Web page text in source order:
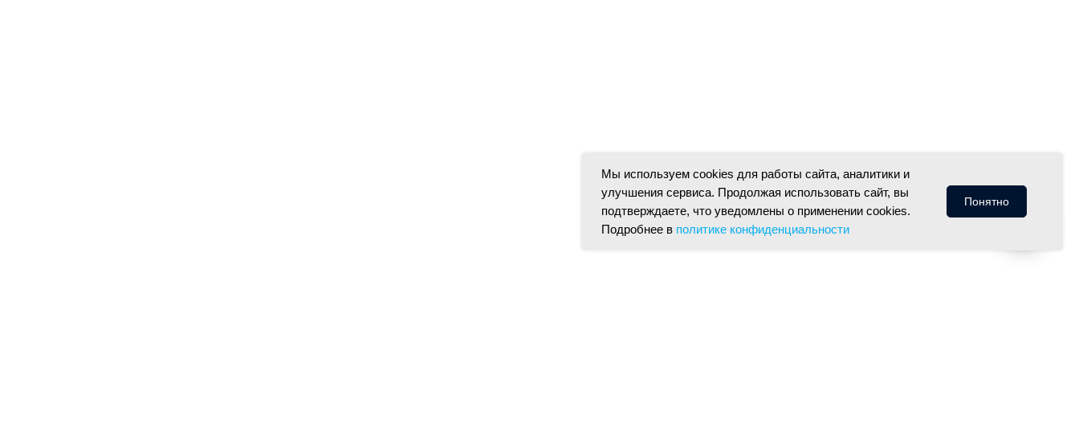
Мы используем cookies для работы сайта, аналитики и
улучшения сервиса. Продолжая использовать сайт, вы
подтверждаете, что уведомлены о применении cookies.
Подробнее в политике конфиденциальности
Понятно